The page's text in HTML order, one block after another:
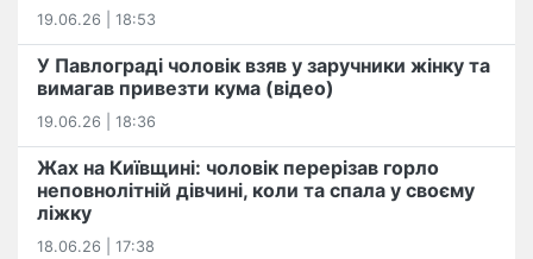
19.06.26 | 18:53
У Павлограді чоловік взяв у заручники жінку та
вимагав привезти кума (відео)
19.06.26 | 18:36
Жах на Київщині: чоловік перерізав горло
неповнолітній дівчині, коли та спала у своєму
ліжку
18.06.26 | 17:38